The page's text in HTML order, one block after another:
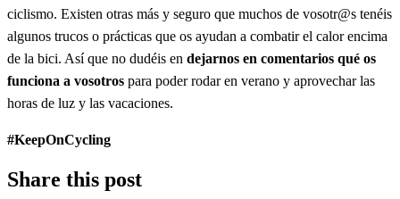
ciclismo. Existen otras más y seguro que muchos de vosotr@s tenéis
algunos trucos o prácticas que os ayudan a combatir el calor encima
de la bici. Así que no dudéis en dejarnos en comentarios qué os
funciona a vosotros para poder rodar en verano y aprovechar las
horas de luz y las vacaciones.
#KeepOnCycling
Share this post